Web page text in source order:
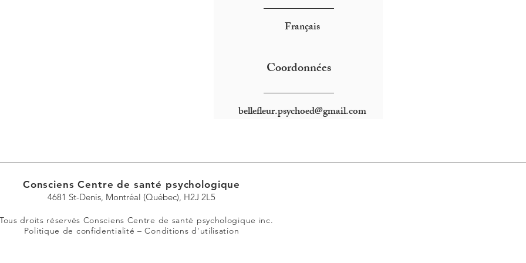
____________
Français
Coordonnées
____________
bellefleur.psychoed@gmail.com
Consciens Centre de santé psychologique
4681 St-Denis, Montréal (Québec), H2J 2L5
droits réservés Consciens Centre de santé psychologique inc.
Politique de confidentialité –Conditions d'utilisation